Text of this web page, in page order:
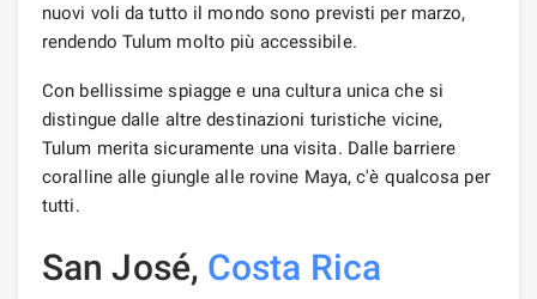
nuovi voli da tutto il mondo sono previsti per marzo,
rendendo Tulum molto più accessibile.
Con bellissime spiagge e una cultura unica che si
distingue dalle altre destinazioni turistiche vicine,
Tulum merita sicuramente una visita. Dalle barriere
coralline alle giungle alle rovine Maya, c'è qualcosa per
tutti.
San José, Costa Rica